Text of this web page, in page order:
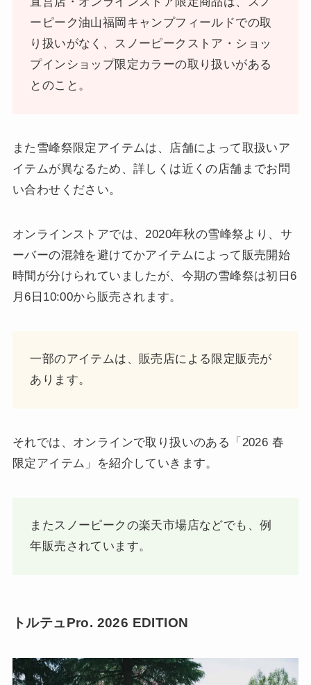
ーピーク油山福岡キャンプフィールドでの取
り扱いがなく、スノーピークストア・ショッ
プインショップ限定カラーの取り扱いがある
とのこと。
また雪峰祭限定アイテムは、店舗によって取扱いア
イテムが異なるため、詳しくは近くの店舗までお問
い合わせください。
オンラインストアでは、2020年秋の雪峰祭より、サ
ーバーの混雑を避けてかアイテムによって販売開始
時間が分けられていましたが、今期の雪峰祭は初日6
月6日10:00から販売されます。
一部のアイテムは、販売店による限定販売が
あります。
それでは、オンラインで取り扱いのある「2026 春
限定アイテム」を紹介していきます。
またスノーピークの楽天市場店などでも、例
年販売されています。
トルテュPro. 2026 EDITION